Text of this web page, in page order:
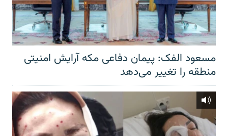
مسعود الفک: پیمان دفاعی مکه آرایش امنیتی
منطقه را تغییر می‌دهد